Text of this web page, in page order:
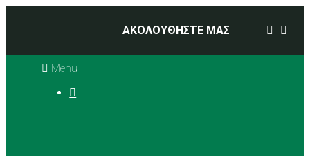
ΑΚΟΛΟΥΘΗΣΤΕ ΜΑΣ
Menu
